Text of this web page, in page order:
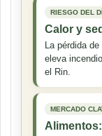
RIESGO DEL
Calor y
La pérdida
eleva
el Rin.
MERCADO